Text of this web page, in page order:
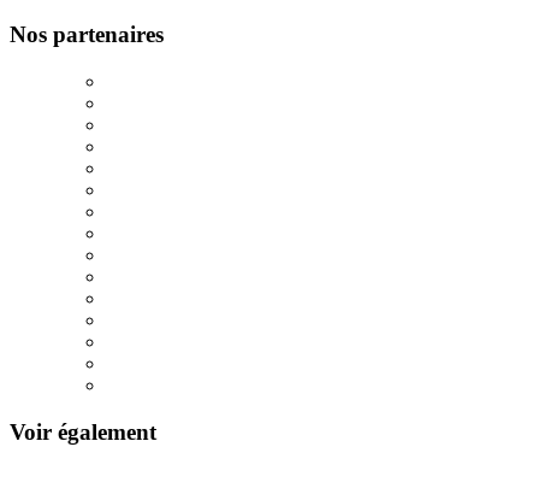
Nos partenaires
Voir également